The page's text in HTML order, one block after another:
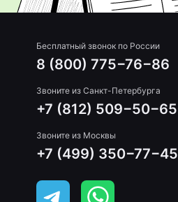
Бесплатный звонок по России
8 (800) 775−76−86
Звоните из Санкт-Петербурга
+7 (812) 509−50−65
Звоните из Москвы
+7 (499) 350−77−45